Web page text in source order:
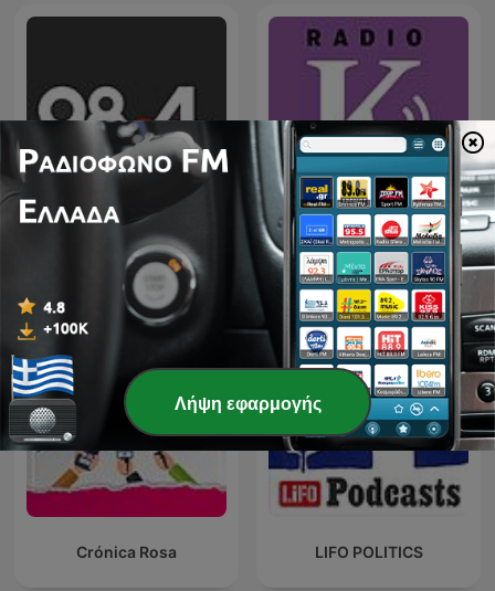
Ράδιο 98.4 Ράδιο «Κ» | Kathimerini
Crónica Rosa LIFO POLITICS
Λήψη εφαρμογής